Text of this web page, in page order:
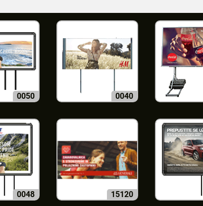
0050 0040
0048 15120